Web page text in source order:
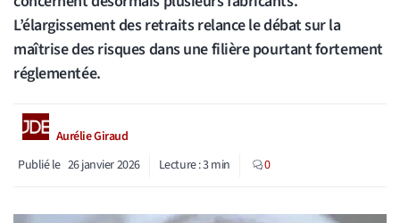
L’élargissement des retraits relance le débat sur la
maîtrise des risques dans une filière pourtant fortement
réglementée.
Aurélie Giraud
Publié le 26 janvier 2026 Lecture :3min 0